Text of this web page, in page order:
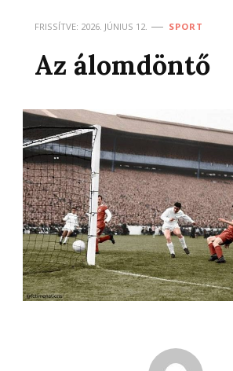
FRISSÍTVE: 2026. JÚNIUS 12. SPORT
Az álomdöntő